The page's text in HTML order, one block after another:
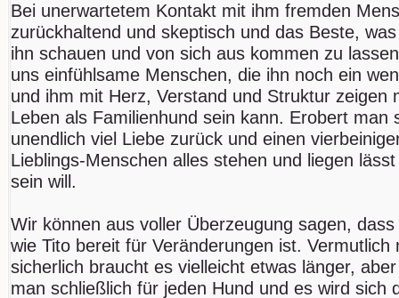
Bei unerwartetem Kontakt mit ihm fremden
zurückhaltend und skeptisch und das Beste,
ihn schauen und von sich aus kommen zu
uns einfühlsame Menschen, die ihn noch ein
und ihm mit Herz, Verstand und Struktur zeigen
Leben als Familienhund sein kann. Erobert man
unendlich viel Liebe zurück und einen
Lieblings-Menschen alles stehen und liegen
sein will.
Wir können aus voller Überzeugung sagen,
wie Tito bereit für Veränderungen ist. Vermutlich
sicherlich braucht es vielleicht etwas länger,
man schließlich für jeden Hund und es wird sich